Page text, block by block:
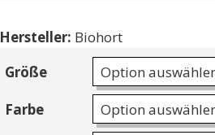
Hersteller: Biohort
Größe
Farbe